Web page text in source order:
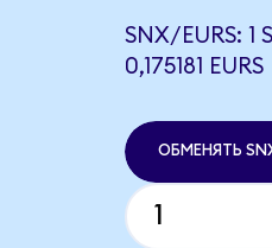
SNX/EURS: 1
0,175181 EURS
ОБМЕНЯТЬ